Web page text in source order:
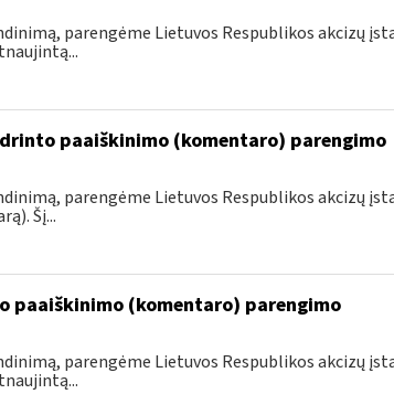
parengėme Lietuvos Respublikos akcizų
paaiškinimo (komentaro) parengimo
parengėme Lietuvos Respublikos akcizų
Šį...
paaiškinimo (komentaro) parengimo
parengėme Lietuvos Respublikos akcizų